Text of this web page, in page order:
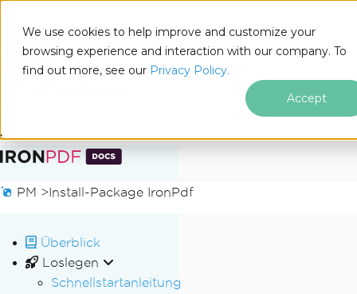
We use cookies to help improve and customize your
browsing experience and interaction with our company. To
find out more, see our Privacy Policy.
Accept
Zum Fußzeileninhalt springen
Docs
Auf dieser Seite
PM >Install-Package IronPdf
Überblick
Loslegen
Schnellstartanleitung